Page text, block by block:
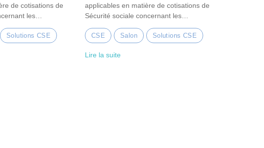
de cotisations de
les
Solutions CSE
applicables en matière de cotisations de
Sécurité sociale concernant les
CSE Salon Solutions CSE
Lire la suite